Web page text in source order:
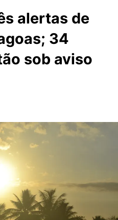
alertas de
34
sob aviso